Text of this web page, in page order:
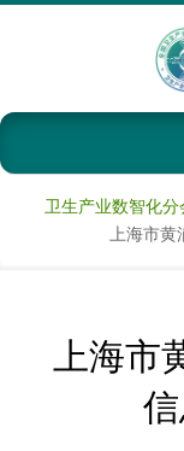
卫
生
产
数
Primary
Navigation
卫生产业数智化分
上海市黄
上海市